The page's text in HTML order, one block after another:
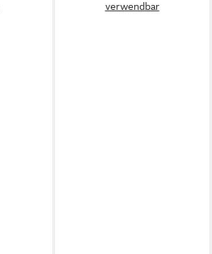
verwendbar